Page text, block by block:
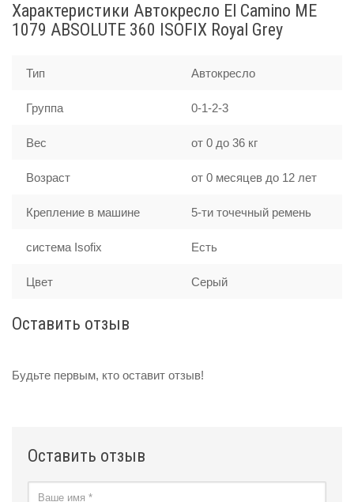
Характеристики Автокресло El Camino ME
1079 ABSOLUTE 360 ISOFIX Royal Grey
Тип Автокресло
Группа 0-1-2-3
Вес от 0 до 36 кг
Возраст от 0 месяцев до 12 лет
Крепление в машине 5-ти точечный ремень
система Isofix Есть
Цвет Серый
Оставить отзыв
Будьте первым, кто оставит отзыв!
Оставить отзыв